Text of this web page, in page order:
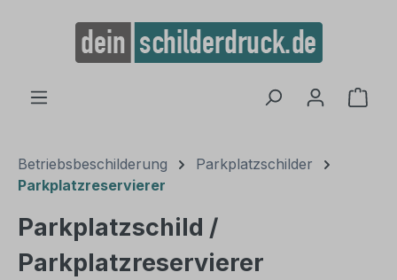
springen
Betriebsbeschilderung
Parkplatzschilder
Parkplatzreservierer
Parkplatzschild /
Parkplatzreservierer